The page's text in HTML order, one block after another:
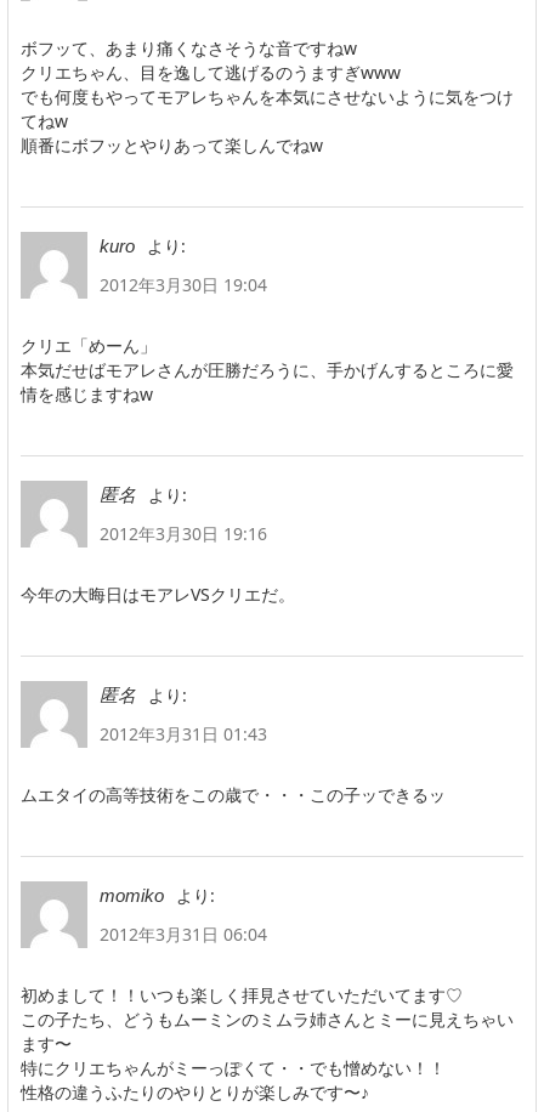
ボフッて、あまり痛くなさそうな音ですねw
クリエちゃん、目を逸して逃げるのうますぎwww
でも何度もやってモアレちゃんを本気にさせないように気をつけ
てねw
順番にボフッとやりあって楽しんでねw
kuro
より:
2012年3月30日 19:04
クリエ「めーん」
本気だせばモアレさんが圧勝だろうに、手かげんするところに愛
情を感じますねw
匿名
より:
2012年3月30日 19:16
今年の大晦日はモアレVSクリエだ。
匿名
より:
2012年3月31日 01:43
ムエタイの高等技術をこの歳で・・・この子ッできるッ
momiko
より:
2012年3月31日 06:04
初めまして！！いつも楽しく拝見させていただいてます♡
この子たち、どうもムーミンのミムラ姉さんとミーに見えちゃい
ます〜
特にクリエちゃんがミーっぽくて・・でも憎めない！！
性格の違うふたりのやりとりが楽しみです〜♪